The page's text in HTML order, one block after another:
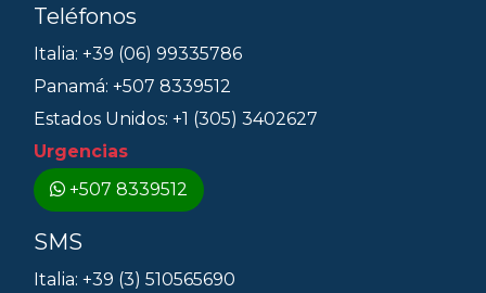
Teléfonos
Italia: +39 (06) 99335786
Panamá: +507 8339512
Estados Unidos: +1 (305) 3402627
Urgencias
+507 8339512
SMS
Italia: +39 (3) 510565690